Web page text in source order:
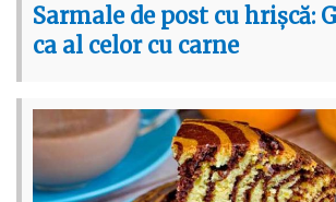
Sarmale de post cu hrișcă:
ca al celor cu carne